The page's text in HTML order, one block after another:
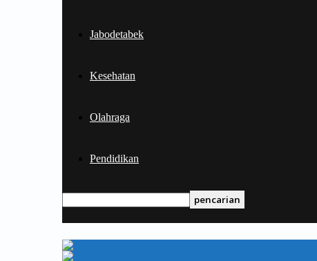
Jabodetabek
Kesehatan
Olahraga
Pendidikan